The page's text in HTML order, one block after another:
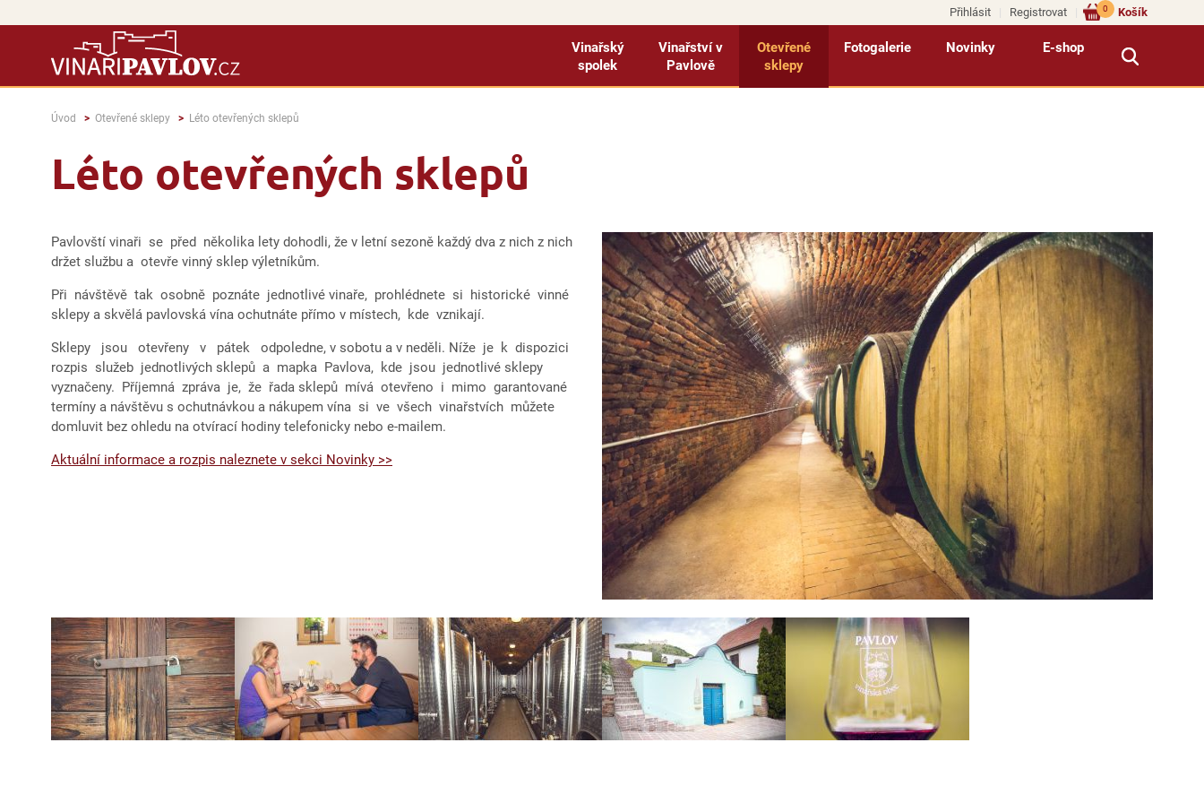
Přihlásit Registrovat Košík
0
Vinařský
spolek
Vinařství v
Pavlově
Otevřené
sklepy
Fotogalerie Novinky E-shop
Úvod Otevřené sklepy Léto otevřených sklepů
Léto otevřených sklepů
Pavlovští vinaři se před několika lety dohodli, že v letní sezoně každý dva z nich z nich
držet službu a otevře vinný sklep výletníkům.
Při návštěvě tak osobně poznáte jednotlivé vinaře, prohlédnete si historické vinné
sklepy a skvělá pavlovská vína ochutnáte přímo v místech, kde vznikají.
Sklepy jsou otevřeny v pátek odpoledne, v sobotu a v neděli. Níže je k dispozici
rozpis služeb jednotlivých sklepů a mapka Pavlova, kde jsou jednotlivé sklepy
vyznačeny. Příjemná zpráva je, že řada sklepů mívá otevřeno i mimo garantované
termíny a návštěvu s ochutnávkou a nákupem vína si ve všech vinařstvích můžete
domluvit bez ohledu na otvírací hodiny telefonicky nebo e-mailem.
Aktuální informace a rozpis naleznete v sekci Novinky >>